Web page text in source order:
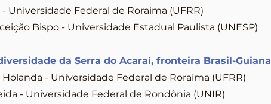
- Universidade Federal de Roraima (UFRR)
Bispo - Universidade Estadual Paulista (UNESP)
da Serra do Acaraí, fronteira Brasil-Guiana
- Universidade Federal de Roraima (UFRR)
- Universidade Federal de Rondônia (UNIR)